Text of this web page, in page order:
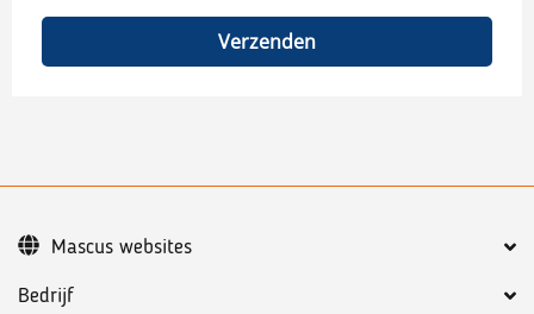
Verzenden
Bedrijf
Mascus websites